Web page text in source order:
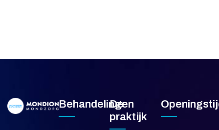
Behandelingen
De
praktijk